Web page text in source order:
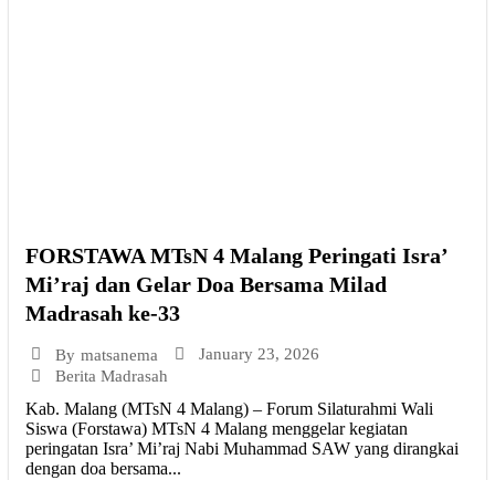
FORSTAWA MTsN 4 Malang Peringati Isra’
Mi’raj dan Gelar Doa Bersama Milad
Madrasah ke-33
By matsanema
January 23, 2026
Berita Madrasah
Kab. Malang (MTsN 4 Malang) – Forum Silaturahmi Wali
Siswa (Forstawa) MTsN 4 Malang menggelar kegiatan
peringatan Isra’ Mi’raj Nabi Muhammad SAW yang dirangkai
dengan doa bersama...